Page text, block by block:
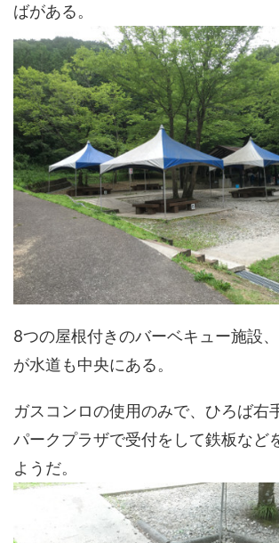
ばがある。
8つの屋根付きのバーベキュー施設
が水道も中央にある。
ガスコンロの使用のみで、ひろば右
パークプラザで受付をして鉄板など
ようだ。